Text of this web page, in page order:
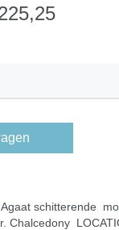
schitterende
Chalcedony